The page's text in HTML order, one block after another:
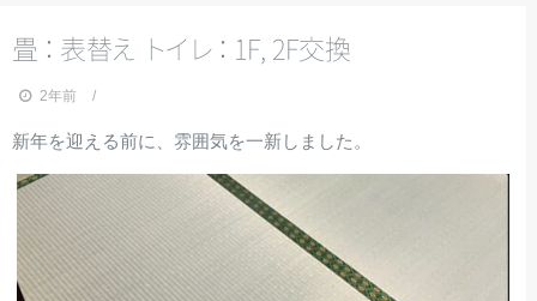
畳： 表替え トイ レ： 1F, 2F交換
2年前
新年を迎える前に、雰囲気を一新しました。